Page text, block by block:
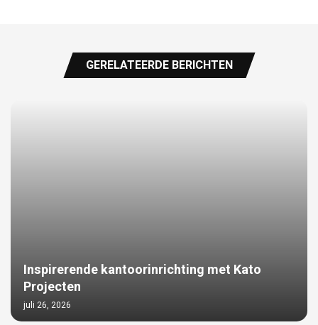
GERELATEERDE BERICHTEN
Inspirerende kantoorinrichting met Kato
Projecten
juli 26, 2026